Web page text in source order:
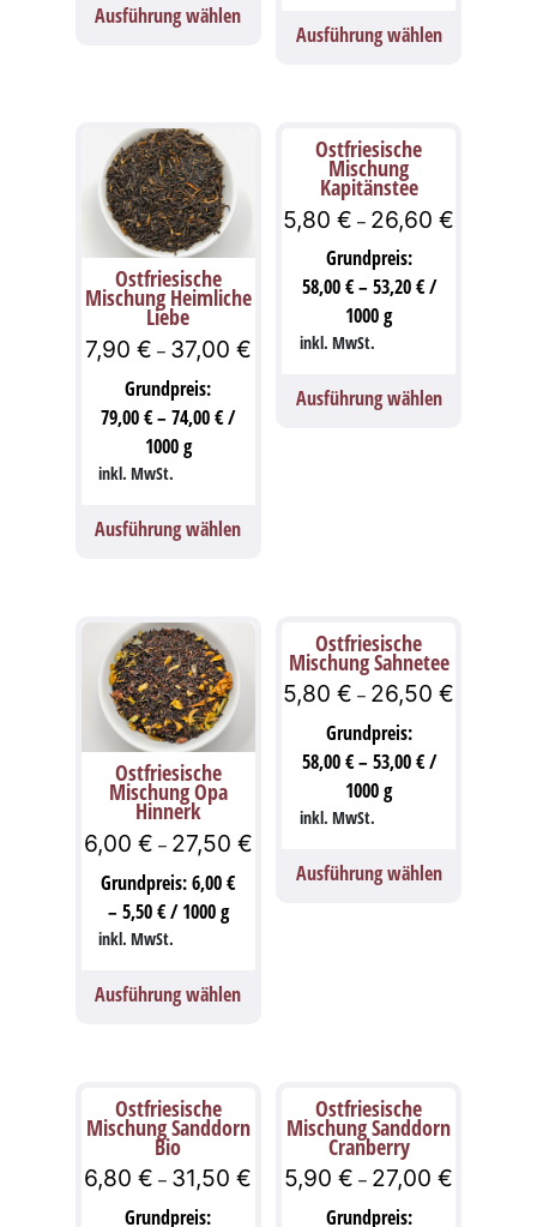
Ausführung wählen
Ausführung wählen
Ostfriesische
Mischung Heimliche
Liebe
7,90 € – 37,00 €
Grundpreis:
79,00€–74,00€/
1000g
inkl. MwSt.
Ausführung wählen
Ostfriesische
Mischung
Kapitänstee
5,80€ – 26,60€
Grundpreis:
58,00€– 53,20€/
1000g
inkl. MwSt.
Ausführung wählen
Ostfriesische
Mischung Opa
Hinnerk
6,00 € – 27,50 €
Grundpreis:6,00€
– 5,50€/1000g
inkl. MwSt.
Ausführung wählen
Ostfriesische
Mischung Sahnetee
5,80€ – 26,50€
Grundpreis:
58,00€– 53,00€/
1000g
inkl. MwSt.
Ausführung wählen
Ostfriesische
Mischung Sanddorn
Bio
6,80€ – 31,50€
Grundpreis:
Ostfriesische
Mischung Sanddorn
Cranberry
5,90€ – 27,00€
Grundpreis: